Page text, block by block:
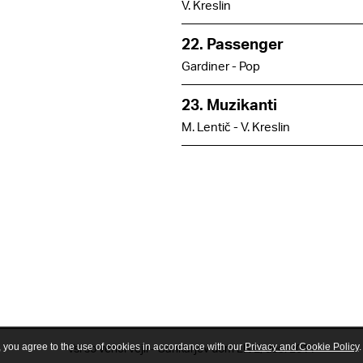
Vsi so venci vejli - Cankarjev dom LIVE, dec. 2011
V. Kreslin
22. Passenger
Gardiner - Pop
23. Muzikanti
M. Lentič - V. Kreslin
you agree to the use of cookies in accordance with ourPrivacy and Cookie Policy.